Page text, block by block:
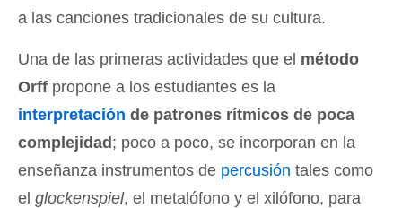
a las canciones tradicionales de su cultura.
Una de las primeras actividades que el método
Orff propone a los estudiantes es la
interpretación de patrones rítmicos de poca
complejidad; poco a poco, se incorporan en la
enseñanza instrumentos de percusión tales como
el glockenspiel, el metalófono y el xilófono, para